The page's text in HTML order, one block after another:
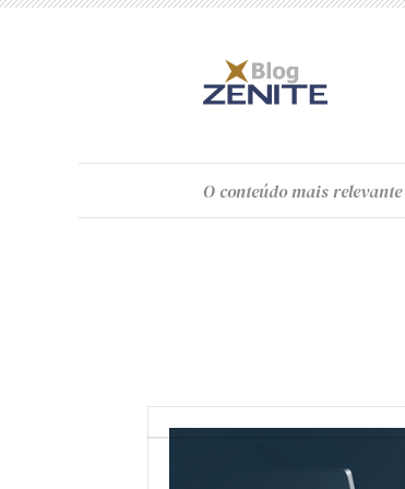
O conteúdomais relevante